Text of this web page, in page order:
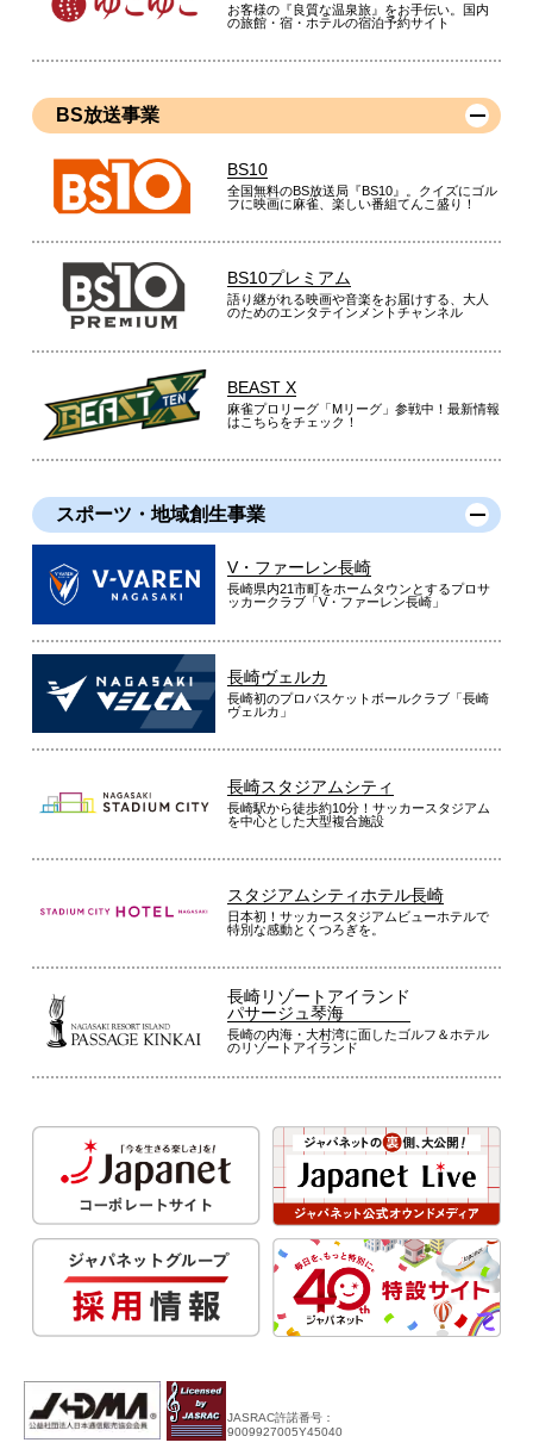
お客様の『良質な温泉旅』をお手伝い。国内
の旅館・宿・ホテルの宿泊予約サイト
BS放送事業
BS10
全国無料のBS放送局『BS10』。クイズにゴル
フに映画に麻雀、楽しい番組てんこ盛り！
BS10プレミアム
語り継がれる映画や音楽をお届けする、大人
のためのエンタテインメントチャンネル
BEAST X
麻雀プロリーグ「Mリーグ」参戦中！最新情報
はこちらをチェック！
スポーツ・地域創生事業
V・ファーレン長崎
長崎県内21市町をホームタウンとするプロサ
ッカークラブ「V・ファーレン長崎」
長崎ヴェルカ
長崎初のプロバスケットボールクラブ「長崎
ヴェルカ」
長崎スタジアムシティ
長崎駅から徒歩約10分！サッカースタジアム
を中心とした大型複合施設
スタジアムシティホテル長崎
日本初！サッカースタジアムビューホテルで
特別な感動とくつろぎを。
長崎リゾートアイランド
パサージュ琴海
長崎の内海・大村湾に面したゴルフ＆ホテル
のリゾートアイランド
JASRAC許諾番号：
9009927005Y45040